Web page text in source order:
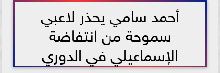
أحمد سامي يحذر لاعبي
سموحة من انتفاضة
الإسماعيلي في الدوري